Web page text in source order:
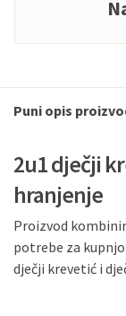
Puni opis
2u1 dječji
hranjenje
Proizvod
potrebe za
dječji krevetić i